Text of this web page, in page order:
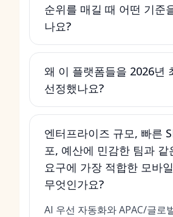
순위를 매길 때 어떤 기준
나요?
왜 이 플랫폼들을 2026년
선정했나요?
엔터프라이즈 규모, 빠른
포, 예산에 민감한 팀과 같
요구에 가장 적합한 모바
무엇인가요?
AI 우선 자동화와 APAC/글로